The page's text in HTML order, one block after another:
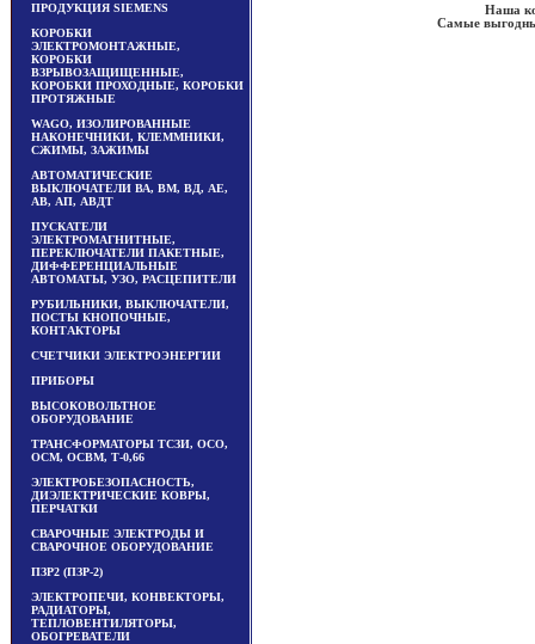
ПРОДУКЦИЯ SIEMENS
КОРОБКИ
ЭЛЕКТРОМОНТАЖНЫЕ,
КОРОБКИ
ВЗРЫВОЗАЩИЩЕННЫЕ,
КОРОБКИ ПРОХОДНЫЕ, КОРОБКИ
ПРОТЯЖНЫЕ
WAGO, ИЗОЛИРОВАННЫЕ
НАКОНЕЧНИКИ, КЛЕММНИКИ,
СЖИМЫ, ЗАЖИМЫ
АВТОМАТИЧЕСКИЕ
ВЫКЛЮЧАТЕЛИ ВА, ВМ, ВД, АЕ,
АВ, АП, АВДТ
ПУСКАТЕЛИ
ЭЛЕКТРОМАГНИТНЫЕ,
ПЕРЕКЛЮЧАТЕЛИ ПАКЕТНЫЕ,
ДИФФЕРЕНЦИАЛЬНЫЕ
АВТОМАТЫ, УЗО, РАСЦЕПИТЕЛИ
РУБИЛЬНИКИ, ВЫКЛЮЧАТЕЛИ,
ПОСТЫ КНОПОЧНЫЕ,
КОНТАКТОРЫ
СЧЕТЧИКИ ЭЛЕКТРОЭНЕРГИИ
ПРИБОРЫ
ВЫСОКОВОЛЬТНОЕ
ОБОРУДОВАНИЕ
ТРАНСФОРМАТОРЫ ТСЗИ, ОСО,
ОСМ, ОСВМ, Т-0,66
ЭЛЕКТРОБЕЗОПАСНОСТЬ,
ДИЭЛЕКТРИЧЕСКИЕ КОВРЫ,
ПЕРЧАТКИ
СВАРОЧНЫЕ ЭЛЕКТРОДЫ И
СВАРОЧНОЕ ОБОРУДОВАНИЕ
ПЗР2 (ПЗР-2)
ЭЛЕКТРОПЕЧИ, КОНВЕКТОРЫ,
РАДИАТОРЫ,
ТЕПЛОВЕНТИЛЯТОРЫ,
ОБОГРЕВАТЕЛИ
Наша
Самые